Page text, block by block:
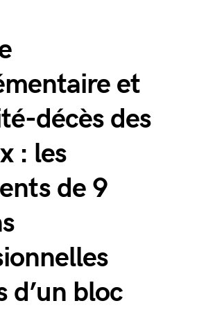
et
décès des
: les
de 9
d’un bloc